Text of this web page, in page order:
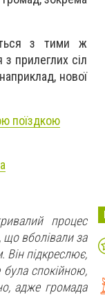
з тими ж
прилеглих сіл
нової
поїздкою
процес
що вболівали за
підкреслює,
спокійною,
адже громада